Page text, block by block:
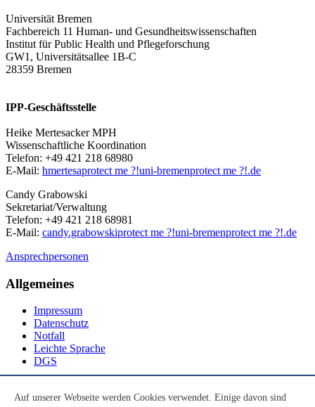
Universität Bremen
Fachbereich 11 Human- und Gesundheitswissenschaften
Institut für Public Health und Pflegeforschung
GW1, Universitätsallee 1B-C
28359 Bremen
IPP-Geschäftsstelle
Heike Mertesacker MPH
Wissenschaftliche Koordination
Telefon: +49 421 218 68980
E-Mail: hmertesaprotect me ?!uni-bremenprotect me ?!.de
Candy Grabowski
Sekretariat/Verwaltung
Telefon: +49 421 218 68981
E-Mail: candy.grabowskiprotect me ?!uni-bremenprotect me ?!.de
Ansprechpersonen
Allgemeines
Impressum
Datenschutz
Notfall
Leichte Sprache
DGS
Auf unserer Webseite werden Cookies verwendet. Einige davon sind